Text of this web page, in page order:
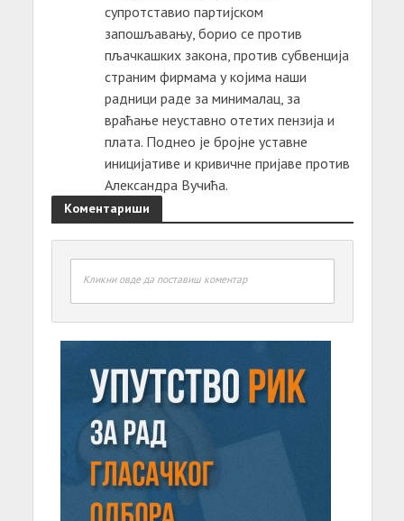
супротставио партијском
запошљавању, борио се против
пљачкашких закона, против субвенција
страним фирмама у којима наши
радници раде за минималац, за
враћање неуставно отетих пензија и
плата. Поднео је бројне уставне
иницијативе и кривичне пријаве против
Александра Вучића.
Коментариши
Кликни овде да поставиш коментар